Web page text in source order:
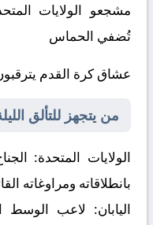
مشجعو الولايات
تُضفي الحماس
عشاق كرة القدم
من يتجهز للتألق
الولايات المتحدة:
بانطلاقاته ومراوغاته
اليابان: لاعب الوسط